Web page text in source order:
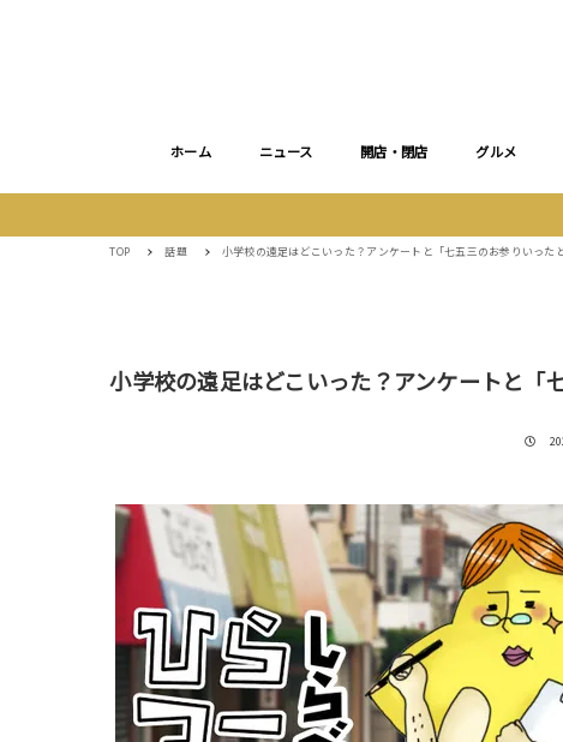
ホーム ニュース 開店・閉店 グルメ
TOP 話題 小学校の遠足はどこいった？アンケートと「七五三のお参りいった
小学校の遠足はどこいった？アンケートと「
投